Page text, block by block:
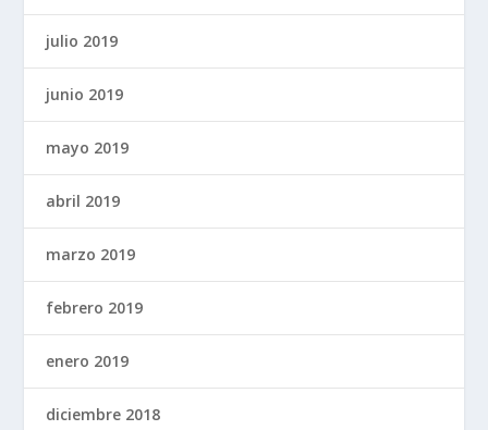
julio 2019
junio 2019
mayo 2019
abril 2019
marzo 2019
febrero 2019
enero 2019
diciembre 2018